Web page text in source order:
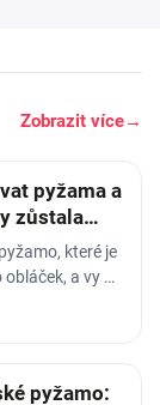
Zobrazit více→
pyžama a
zůstala
které je
a vy v
že spíte v
praní z něj…
pyžamo: